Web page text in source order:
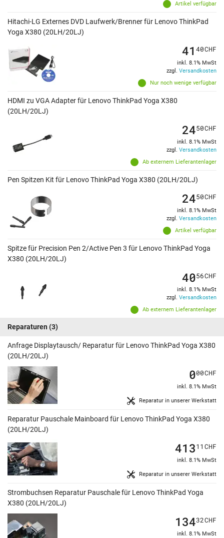
Artikel verfügbar
Hitachi-LG Externes DVD Laufwerk/Brenner für Lenovo ThinkPad
Yoga X380 (20LH/20LJ)
Nur noch wenige verfügbar
41 40CHF
inkl. 8.1% MwSt
zzgl. Versandkosten
HDMI zu VGA Adapter für Lenovo ThinkPad Yoga X380
(20LH/20LJ)
Ab externem Lieferantenlager
2450CHF
inkl. 8.1% MwSt
zzgl. Versandkosten
Pen Spitzen Kit für Lenovo ThinkPad Yoga X380 (20LH/20LJ)
Artikel verfügbar
2450CHF
inkl. 8.1% MwSt
zzgl. Versandkosten
Spitze für Precision Pen 2/Active Pen 3 für Lenovo ThinkPad Yoga
X380 (20LH/20LJ)
Ab externem Lieferantenlager
4056CHF
inkl. 8.1% MwSt
zzgl. Versandkosten
Reparaturen (3)
Anfrage Displaytausch/ Reparatur für Lenovo ThinkPad Yoga X380
(20LH/20LJ)
Reparatur in unserer Werkstatt
000CHF
inkl. 8.1% MwSt
Reparatur Pauschale Mainboard für Lenovo ThinkPad Yoga X380
(20LH/20LJ)
Reparatur in unserer Werkstatt
41311 CHF
inkl. 8.1% MwSt
Strombuchsen Reparatur Pauschale für Lenovo ThinkPad Yoga
X380 (20LH/20LJ)
13432CHF
inkl. 8.1% MwSt